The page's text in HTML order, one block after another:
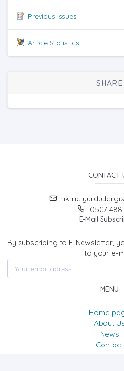
Previous issues
Article Statistics
SHARE
CONTACT
0507 488
E-Mail
By subscribing to E-Newsletter,
to your e-
MENU
Home
About Us
News
Contact